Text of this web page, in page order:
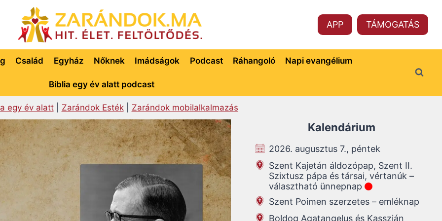
APP TÁMOGATÁS
Család Egyház Nőknek Imádságok Podcast Ráhangoló Napi evangélium
Biblia egy év alatt podcast
egy év alatt| Zarándok Esték| Zarándok mobilalkalmazás
Kalendárium
2026. augusztus 7., péntek
Szent Kajetán áldozópap, Szent II.
Szixtusz pápa és társai, vértanúk –
választható ünnepnap
Szent Poimen szerzetes – emléknap
Boldog Agatangelus és Kasszián